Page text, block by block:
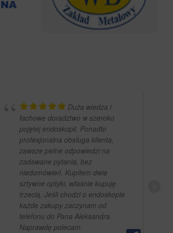
Duża wiedza i
fachowe doradztwo w szeroko
pojętej endoskopii. Ponadto
profesjonalna obsługa klienta,
zawsze pełne odpowiedzi na
zadawane pytania, bez
niedomówień. Kupiłem dwie
sztywne optyki, właśnie kupuję
trzecią. Jeśli chodzi o endoskopie
każde zakupy zaczynam od
telefonu do Pana Aleksandra.
Naprawdę polecam.